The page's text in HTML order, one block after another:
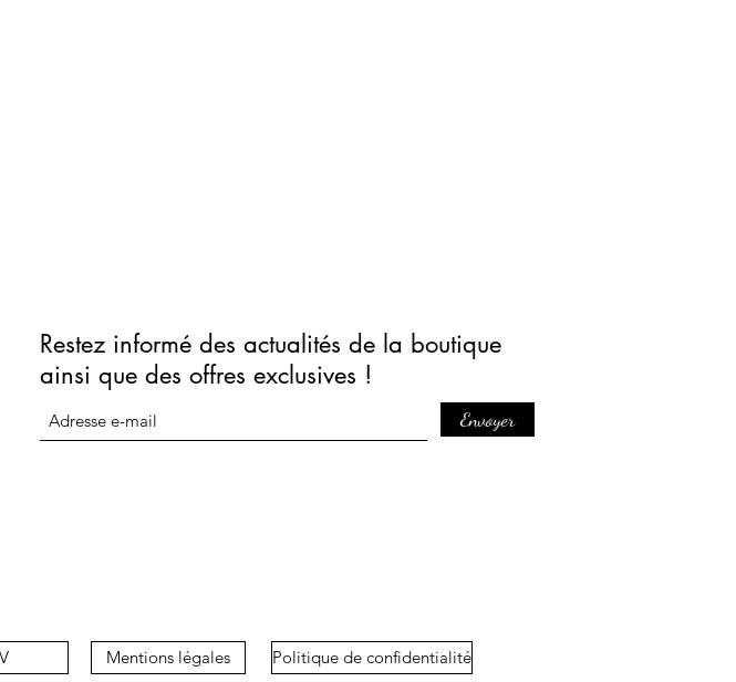
Restez informé des actualités de la boutique
ainsi que des offres exclusives !
Envoyer
Mentions légales Politique de confidentialité